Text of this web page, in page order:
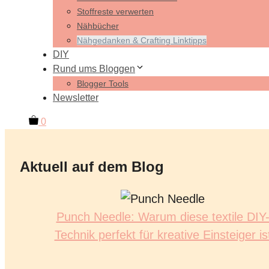
Stoffreste verwerten
Nähbücher
Nähgedanken & Crafting Linktipps
DIY
Rund ums Bloggen
Blogger Tools
Newsletter
0
Aktuell auf dem Blog
Punch Needle: Warum diese textile DIY-
Technik perfekt für kreative Einsteiger